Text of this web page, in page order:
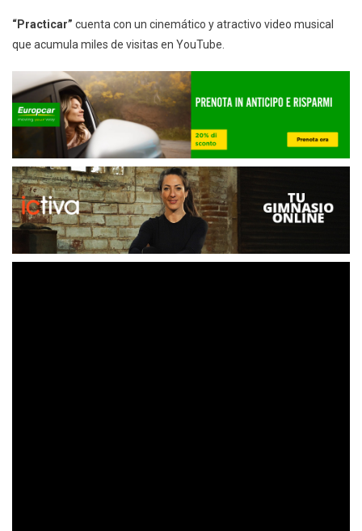
“Practicar” cuenta con un cinemático y atractivo video musical
que acumula miles de visitas en YouTube.